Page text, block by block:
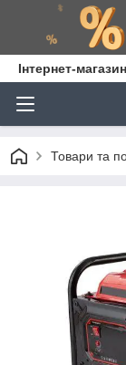
Інтернет-
Товари та